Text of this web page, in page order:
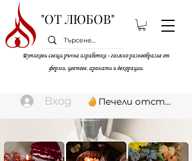
"ОТ ЛЮБОВ"
Бутикови свещи ръчна изработка - голямо разнообразие от
форми, цветове, аромати и декорации.
Вход Печели отстъпки